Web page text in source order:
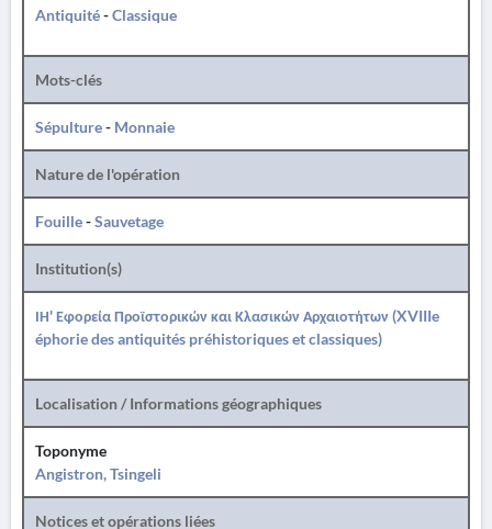
Antiquité-Classique
Mots-clés
Sépulture- Monnaie
Nature de l'opération
Fouille-Sauvetage
Institution(s)
ΙΗ' Εφορεία Προϊστορικών και Κλασικών Αρχαιοτήτων (XVIIIe
éphorie des antiquités préhistoriques et classiques)
Localisation / Informations géographiques
Toponyme
Angistron, Tsingeli
Notices et opérations liées